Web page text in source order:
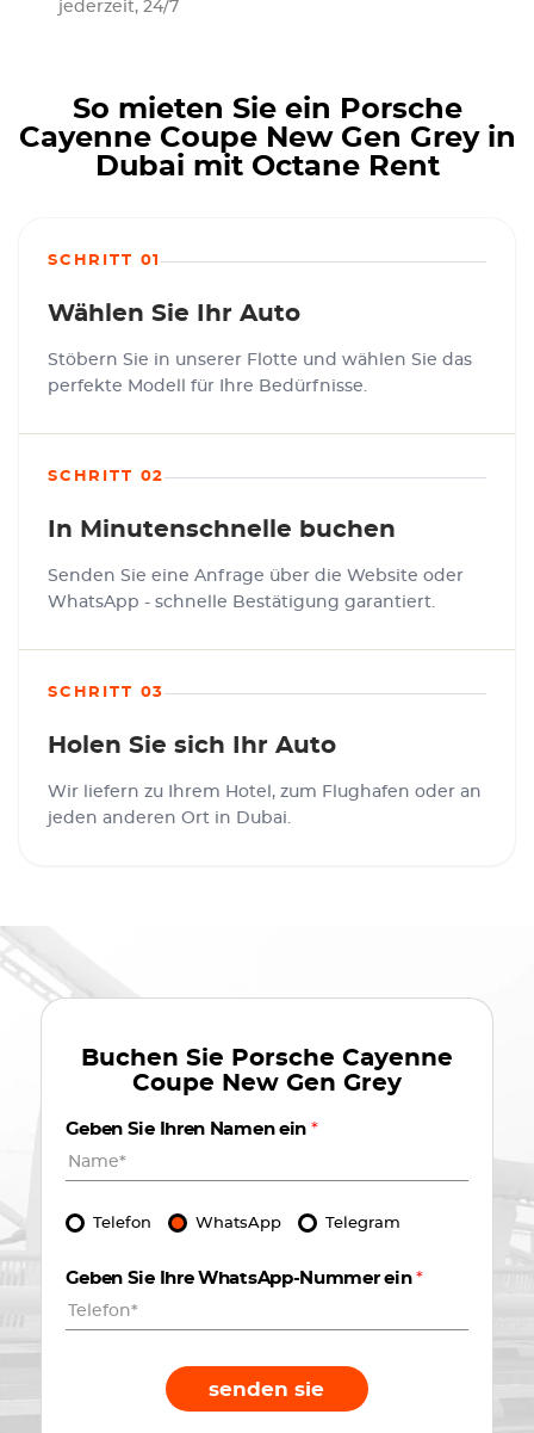
jederzeit, 24/7
So mieten Sie ein Porsche
Cayenne Coupe New Gen Grey in
Dubai mit Octane Rent
SCHRITT 01
Wählen Sie Ihr Auto
Stöbern Sie in unserer Flotte und wählen Sie das
perfekte Modell für Ihre Bedürfnisse.
SCHRITT 02
In Minutenschnelle buchen
Senden Sie eine Anfrage über die Website oder
WhatsApp - schnelle Bestätigung garantiert.
SCHRITT 03
Holen Sie sich Ihr Auto
Wir liefern zu Ihrem Hotel, zum Flughafen oder an
jeden anderen Ort in Dubai.
Buchen Sie Porsche Cayenne
Coupe New Gen Grey
Geben Sie Ihren Namen ein *
Telefon WhatsApp Telegram
Geben Sie Ihre WhatsApp-Nummer ein*
senden sie